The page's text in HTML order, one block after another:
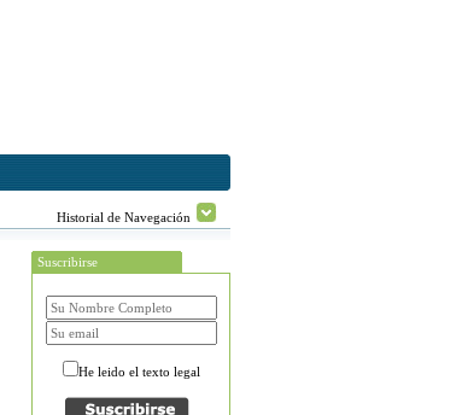
Historial de Navegación
Suscribirse
He leido el texto legal